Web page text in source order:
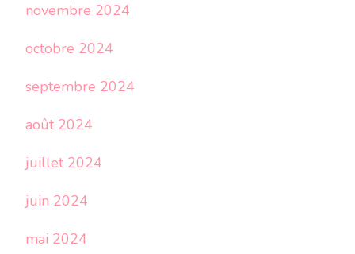
novembre 2024
octobre 2024
septembre 2024
août 2024
juillet 2024
juin 2024
mai 2024